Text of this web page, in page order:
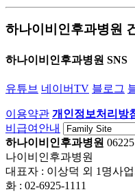
하나이비인후과병원
하나이비인후과병원 SNS
유튜브 네이버TV 블로그
이용약관 개인정보처리방
비급여안내
하나이비인후과병원
나이비인후과병원
대표자 : 이상덕 외 1명사
화 : 02-6925-1111